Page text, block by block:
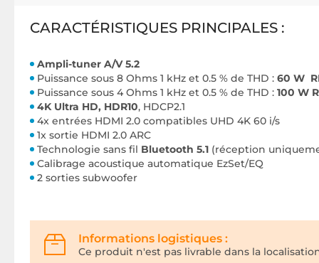
CARACTÉRISTIQUES PRINCIPALES :
Ampli-tuner A/V 5.2
Puissance sous 8 Ohms 1 kHz et 0.5 % de THD : 60 W
Puissance sous 4 Ohms 1 kHz et 0.5 % de THD : 100 W
4K Ultra HD, HDR10, HDCP2.1
4x entrées HDMI 2.0 compatibles UHD 4K 60 i/s
1x sortie HDMI 2.0 ARC
Technologie sans fil Bluetooth 5.1 (réception
Calibrage acoustique automatique EzSet/EQ
2 sorties subwoofer
Informations logistiques :
Ce produit n'est pas livrable dans la